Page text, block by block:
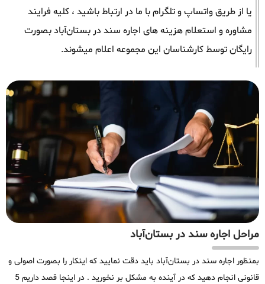
یا از طریق واتساپ و تلگرام با ما در ارتباط باشید ، کلیه فرایند
مشاوره و استعلام هزینه های اجاره سند در بستان‌آباد بصورت
رایگان توسط کارشناسان این مجموعه اعلام میشوند.
مراحل اجاره سند در بستان‌آباد
بمنظور اجاره سند در بستان‌آباد باید دقت نمایید که اینکار را بصورت اصولی و
قانونی انجام دهید که در آینده به مشکل بر نخورید . در اینجا قصد داریم 5